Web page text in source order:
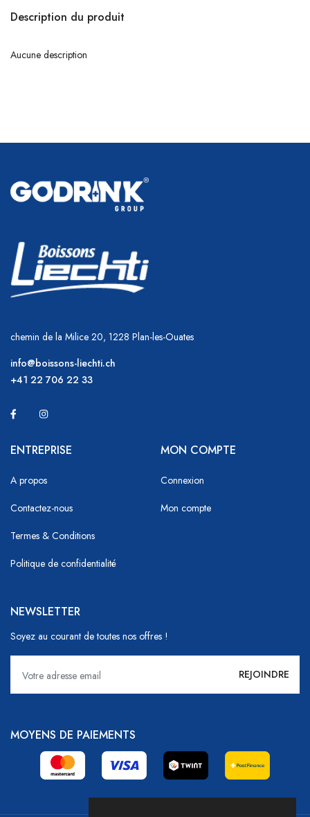
Description du produit
Aucune description
chemin de la Milice 20, 1228 Plan-les-Ouates
info@boissons-liechti.ch
+41 22 706 22 33
ENTREPRISE
A propos
Contactez-nous
Termes & Conditions
Politique de confidentialité
MON COMPTE
Connexion
Mon compte
NEWSLETTER
Soyez au courant de toutes nos offres !
MOYENS DE PAIEMENTS